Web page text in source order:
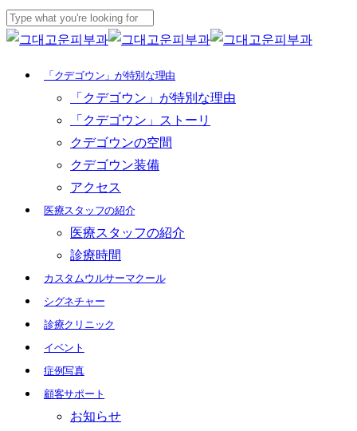
Skip
to
content
Close
Menu
「クデゴウン」が特別な理由
「クデゴウン」が特別な理由
「クデゴウン」ストーリ
クデゴウンの空間
クデゴウン装備
アクセス
医療スタッフの紹介
医療スタッフの紹介
診療時間
カスタムウルサーマクール
シグネチャー
診療クリニック
イベント
症例写真
顧客サポート
お知らせ